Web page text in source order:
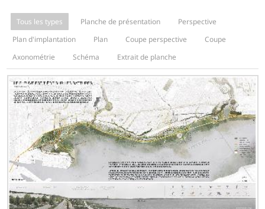
Tous les types Planche de présentation
Perspective
Plan d'implantation
Plan Coupe perspective
Coupe
Axonométrie
Schéma Extrait de planche